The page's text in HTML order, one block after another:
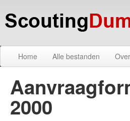
Home Alle bestanden
2000